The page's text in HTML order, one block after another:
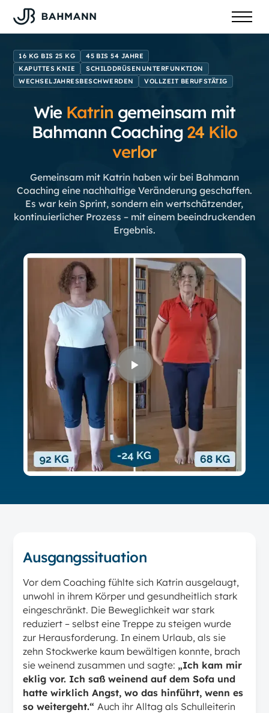
16 KG BIS 25 KG
45 BIS 54 JAHRE
KAPUTTES KNIE
SCHILDDRÜSENUNTERFUNKTION
WECHSELJAHRESBESCHWERDEN
VOLLZEIT BERUFSTÄTIG
Wie Katrin gemeinsam mit
Bahmann Coaching 24 Kilo
verlor
Gemeinsam mit Katrin haben wir bei Bahmann
Coaching eine nachhaltige Veränderung geschaffen.
Es war kein Sprint, sondern ein wertschätzender,
kontinuierlicher Prozess – mit einem beeindruckenden
Ergebnis.
Ausgangssituation
Vor dem Coaching fühlte sich Katrin ausgelaugt,
unwohl in ihrem Körper und gesundheitlich stark
eingeschränkt. Die Beweglichkeit war stark
reduziert – selbst eine Treppe zu steigen wurde
zur Herausforderung. In einem Urlaub, als sie
zehn Stockwerke kaum bewältigen konnte, brach
sie weinend zusammen und sagte: „Ich kam mir
eklig vor. Ich saß weinend auf dem Sofa und
hatte wirklich Angst, wo das hinführt, wenn es
so weitergeht.“ Auch ihr Alltag als Schulleiterin